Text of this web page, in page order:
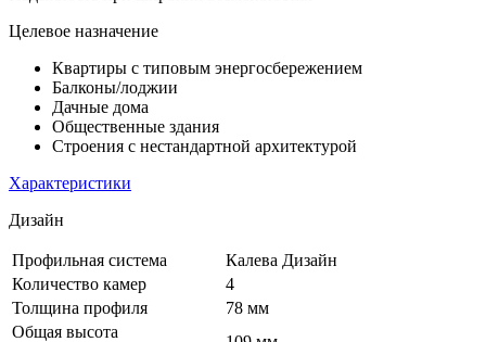
Целевое назначение
Квартиры с типовым энергосбережением
Балконы/лоджии
Дачные дома
Общественные здания
Строения с нестандартной архитектурой
Характеристики
Дизайн
Профильная система
Калева Дизайн
Количество камер
4
Толщина профиля
78 мм
Общая высота